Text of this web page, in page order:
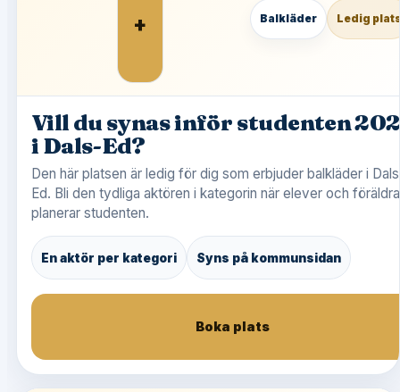
+ Balkläder Ledig
Vill du synas inför studenten
i Dals-Ed?
Den här platsen är ledig för dig som erbjuder balkläder i
Ed. Bli den tydliga aktören i kategorin när elever och
planerar studenten.
En aktör per kategori Syns på kommunsidan
Boka plats